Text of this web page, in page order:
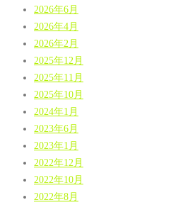
2026年6月
2026年4月
2026年2月
2025年12月
2025年11月
2025年10月
2024年1月
2023年6月
2023年1月
2022年12月
2022年10月
2022年8月